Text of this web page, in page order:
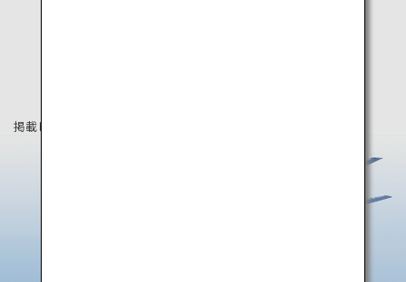
掲載している情報は2019年8月時点の情報です。